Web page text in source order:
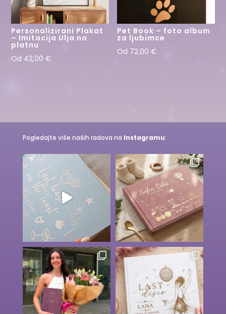
Personalizirani Plakat
– Imitacija Ulja na
platnu
Od 42,00€
Pet Book – foto album
za ljubimce
Od 72,00€
Pogledajte više naših radova na Instagramu: